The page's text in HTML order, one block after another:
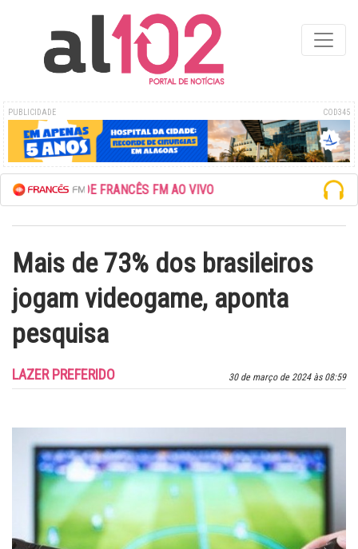
PUBLICIDADE COD345
A REDE FRANCÊS FM AO VIVO
Mais de 73% dos brasileiros
jogam videogame, aponta
pesquisa
30 de março de 2024 às 08:59
LAZER PREFERIDO